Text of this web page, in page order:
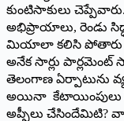
కుంటిసాకులు
అభిప్రాయాలు, రెండు
మియాలా కలిసి పోతారు
అనేక సార్లు పార్లమెంట్‌
తెలంగాణ ఏర్పాటును
అయినా కేటాయింపులు
అప్పీలు చేసిందేమిటి?